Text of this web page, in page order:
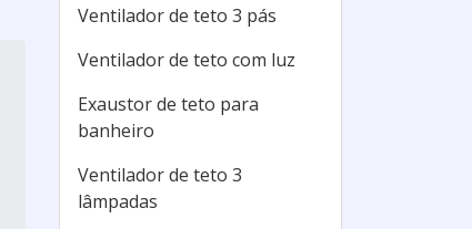
Ventilador de teto 3 pás
Ventilador de teto com luz
Exaustor de teto para
banheiro
Ventilador de teto 3
lâmpadas